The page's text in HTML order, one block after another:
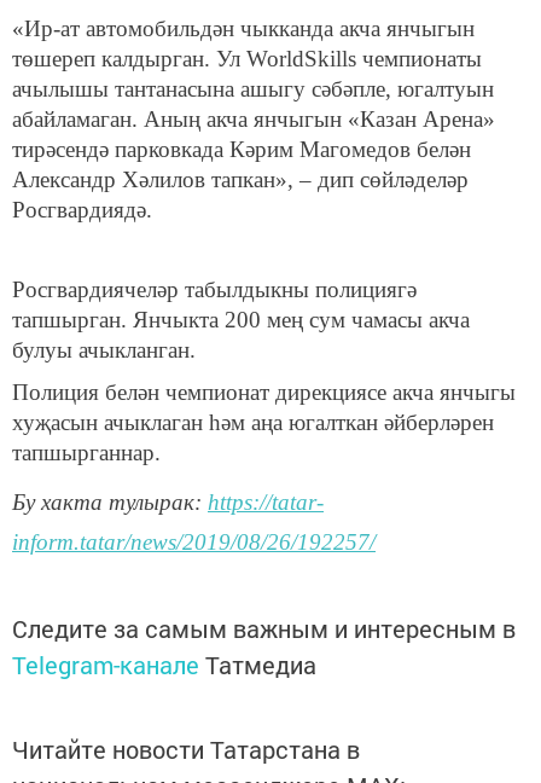
«Ир-ат автомобильдән чыкканда акча янчыгын
төшереп калдырган. Ул WorldSkills чемпионаты
ачылышы тантанасына ашыгу сәбәпле, югалтуын
абайламаган. Аның акча янчыгын «Казан Арена»
тирәсендә парковкада Кәрим Магомедов белән
Александр Хәлилов тапкан», – дип сөйләделәр
Росгвардиядә.
Росгвардиячеләр табылдыкны полициягә
тапшырган. Янчыкта 200 мең сум чамасы акча
булуы ачыкланган.
Полиция белән чемпионат дирекциясе акча янчыгы
хуҗасын ачыклаган һәм аңа югалткан әйберләрен
тапшырганнар.
Бу хакта тулырак: https://tatar-
inform.tatar/news/2019/08/26/192257/
Следите за самым важным и интересным в
Telegram-канале Татмедиа
Читайте новости Татарстана в